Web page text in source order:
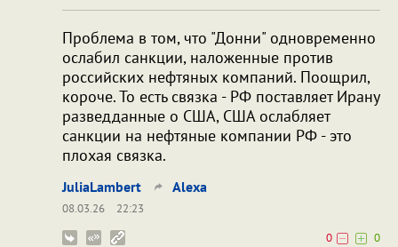
Проблема в том, что "Донни" одновременно
ослабил санкции, наложенные против
российских нефтяных компаний. Поощрил,
короче. То есть связка - РФ поставляет Ирану
разведданные о США, США ослабляет
санкции на нефтяные компании РФ - это
плохая связка.
JuliaLambert Alexa
08.03.26
22:23
0
0